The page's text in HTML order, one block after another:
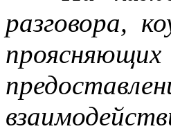
разговора,